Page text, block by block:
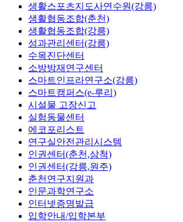
생활스포츠지도사연수원(강릉)
생활협동조합(춘천)
생활협동조합(강릉)
성과관리센터(강릉)
수목진단센터
소방방재연구센터
스마트인프라연구소(강릉)
스마트캠퍼스(e-루리)
시설물 고장신고
실험동물센터
에코포리스트
연구실안전관리시스템
인권센터(춘천,삼척)
인권센터(강릉,원주)
춘천연구지원과
인문과학연구소
인터넷증명발급
입학안내/입학본부